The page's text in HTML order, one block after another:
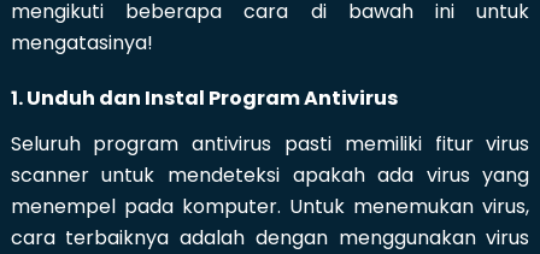
mengikuti beberapa cara di bawah ini untuk
mengatasinya!
1. Unduh dan Instal Program Antivirus
Seluruh program antivirus pasti memiliki fitur virus
scanner untuk mendeteksi apakah ada virus yang
menempel pada komputer. Untuk menemukan virus,
cara terbaiknya adalah dengan menggunakan virus